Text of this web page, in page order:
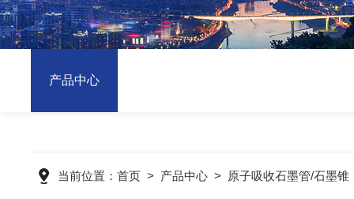
产品中心
当前位置： 首页 > 产品中心 > 原子吸收石墨管/石墨锥